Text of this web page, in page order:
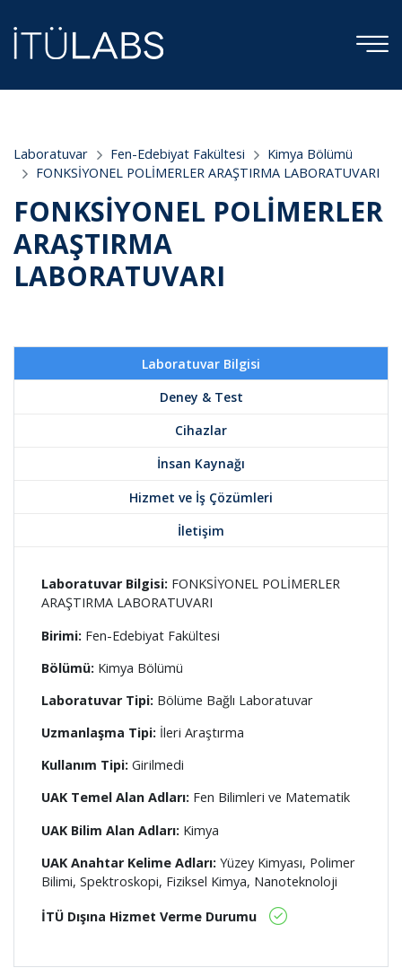
Laboratuvar Fen-Edebiyat Fakültesi
Kimya Bölümü
FONKSİYONEL POLİMERLER ARAŞTIRMA LABORATUVARI
FONKSİYONEL POLİMERLER
ARAŞTIRMA
LABORATUVARI
Laboratuvar Bilgisi
Deney & Test
Cihazlar
İnsan Kaynağı
Hizmet ve İş Çözümleri
İletişim
Laboratuvar Bilgisi: FONKSİYONEL POLİMERLER
ARAŞTIRMA LABORATUVARI
Birimi: Fen-Edebiyat Fakültesi
Bölümü: Kimya Bölümü
Laboratuvar Tipi: Bölüme Bağlı Laboratuvar
Uzmanlaşma Tipi: İleri Araştırma
Kullanım Tipi: Girilmedi
UAK Temel Alan Adları: Fen Bilimleri ve Matematik
UAK Bilim Alan Adları: Kimya
UAK Anahtar Kelime Adları: Yüzey Kimyası, Polimer
Bilimi, Spektroskopi, Fiziksel Kimya, Nanoteknoloji
İTÜ Dışına Hizmet Verme Durumu